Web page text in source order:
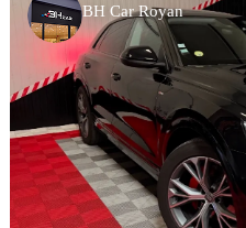
BH Car Royan